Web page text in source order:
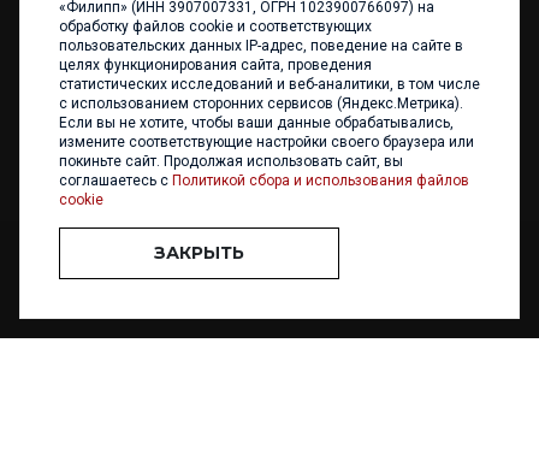
236017 Калининград,
ул. Каштановая аллея, 47
Телефон: +7 4012 960 898,
+7 4012 960 856
Написать нам
ООО «ФИЛИПП» © 2013 - 2026. Все права защищены
Разработка и
«Филипп» (ИНН 3907007331, ОГРН 1023900766097) на
обработку файлов cookie и соответствующих
пользовательских данных IP-адрес, поведение на сайте в
целях функционирования сайта, проведения
статистических исследований и веб-аналитики, в том числе
с использованием сторонних сервисов (Яндекс.Метрика).
Если вы не хотите, чтобы ваши данные обрабатывались,
измените соответствующие настройки своего браузера или
покиньте сайт. Продолжая использовать сайт, вы
соглашаетесь с Политикой сбора и использования файлов
cookie
ЗАКРЫТЬ